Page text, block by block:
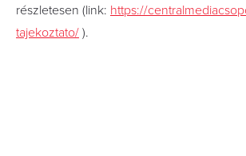
részletesen (link: https://
tajekoztato/ ).